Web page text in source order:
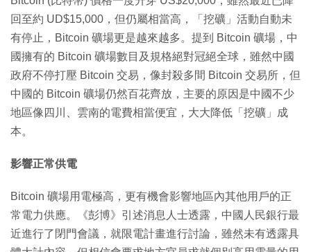
回至約 UD$15,000，但仍屬相當高，「挖礦」活動自動未
有停止，Bitcoin 礦場更是越來越多。提到 Bitcoin 礦場，中
國擁有的 Bitcoin 礦場數目及規格絕對冠絕全球，雖然中國
政府不停打壓 Bitcoin 交易，像封殺多間 Bitcoin 交易所，但
中國的 Bitcoin 礦場仍然百花齊放，主要的原因是中國不少
地區像四川、雲南的電費相當便宜，大大降低「挖礦」成
本。
影響正常供電
Bitcoin 礦場用電極高，更有機會影響地區內其他用戶的正
常電力供應。《彭博》引述消息人士透露，中國人民銀行最
近進行了閉門會議，就限電計畫進行討論，雖然未有透露具